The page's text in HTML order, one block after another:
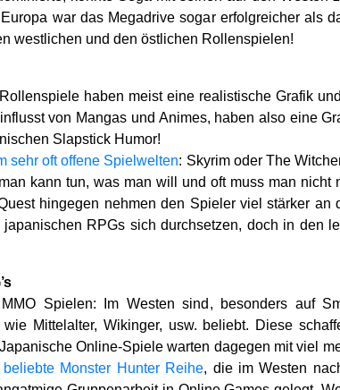
war das Megadrive sogar erfolgreicher als
westlichen und den östlichen Rollenspielen!
haben meist eine realistische Grafik
von Mangas und Animes, haben also eine
Slapstick Humor!
sehr oft offene Spielwelten: Skyrim oder The
kann tun, was man will und oft muss man
hingegen nehmen den Spieler viel stärker
RPGs sich durchsetzen, doch in den
Spielen: Im Westen sind, besonders auf
Mittelalter, Wikinger, usw. beliebt. Diese
Online-Spiele warten dagegen mit viel
Monster Hunter Reihe, die im Westen